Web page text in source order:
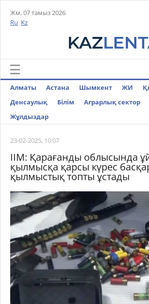
Жм, 07 тамыз 2026
Ru Kz
Алматы Астана Шымкент ЖИ
Денсаулық
Білім Аграрлық сектор
Жұлдыздар
23-02-2025, 10:07
ІІМ: Қарағанды облысында
қылмысқа қарсы күрес
қылмыстық топты ұстады